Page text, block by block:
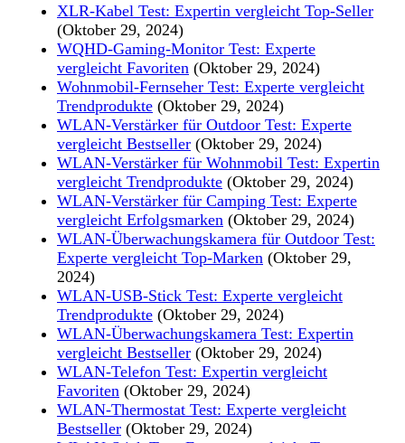
XLR-Kabel Test: Expertin vergleicht Top-Seller
(Oktober 29, 2024)
WQHD-Gaming-Monitor Test: Experte
vergleicht Favoriten (Oktober 29, 2024)
Wohnmobil-Fernseher Test: Experte vergleicht
Trendprodukte (Oktober 29, 2024)
WLAN-Verstärker für Outdoor Test: Experte
vergleicht Bestseller (Oktober 29, 2024)
WLAN-Verstärker für Wohnmobil Test: Expertin
vergleicht Trendprodukte (Oktober 29, 2024)
WLAN-Verstärker für Camping Test: Experte
vergleicht Erfolgsmarken (Oktober 29, 2024)
WLAN-Überwachungskamera für Outdoor Test:
Experte vergleicht Top-Marken (Oktober 29,
2024)
WLAN-USB-Stick Test: Experte vergleicht
Trendprodukte (Oktober 29, 2024)
WLAN-Überwachungskamera Test: Expertin
vergleicht Bestseller (Oktober 29, 2024)
WLAN-Telefon Test: Expertin vergleicht
Favoriten (Oktober 29, 2024)
WLAN-Thermostat Test: Experte vergleicht
Bestseller (Oktober 29, 2024)